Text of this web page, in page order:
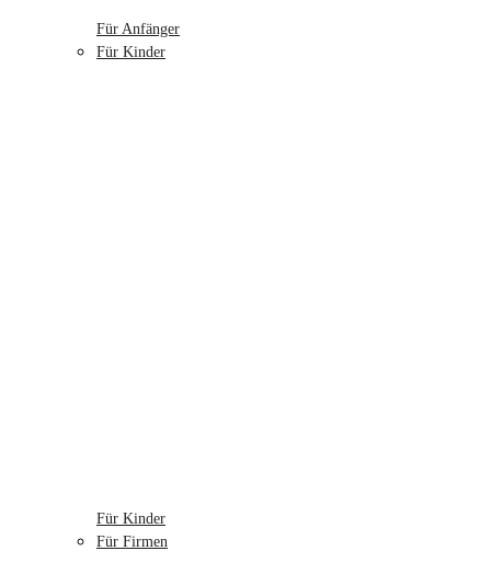
Für Anfänger
Für Kinder
Für Kinder
Für Firmen